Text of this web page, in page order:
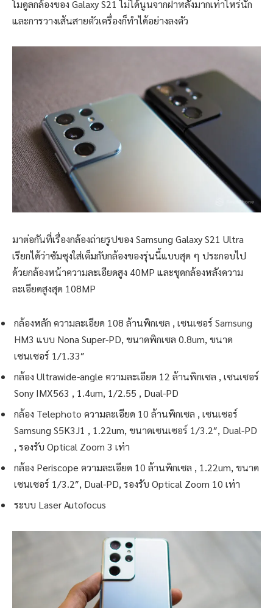
โมดูลกล้องของ Galaxy S21 ไม่ได้นูนจากฝาหลังมากเท่าไหร่นัก
และการวางเส้นสายตัวเครื่องก็ทำได้อย่างลงตัว
มาต่อกันที่เรื่องกล้องถ่ายรูปของ Samsung Galaxy S21 Ultra
เรียกได้ว่าซัมซุงใส่เต็มกับกล้องของรุ่นนี้แบบสุด ๆ ประกอบไป
ด้วยกล้องหน้าความละเอียดสูง 40MP และชุดกล้องหลังความ
ละเอียดสูงสุด 108MP
กล้องหลัก ความละเอียด 108 ล้านพิกเซล , เซนเซอร์ Samsung
HM3 แบบ Nona Super-PD, ขนาดพิกเซล 0.8um, ขนาด
เซนเซอร์ 1/1.33″
กล้อง Ultrawide-angle ความละเอียด 12 ล้านพิกเซล , เซนเซอร์
Sony IMX563 , 1.4um, 1/2.55 , Dual-PD
กล้อง Telephoto ความละเอียด 10 ล้านพิกเซล , เซนเซอร์
Samsung S5K3J1 , 1.22um, ขนาดเซนเซอร์ 1/3.2″, Dual-PD
, รองรับ Optical Zoom 3 เท่า
กล้อง Periscope ความละเอียด 10 ล้านพิกเซล , 1.22um, ขนาด
เซนเซอร์ 1/3.2″, Dual-PD, รองรับ Optical Zoom 10 เท่า
ระบบ Laser Autofocus